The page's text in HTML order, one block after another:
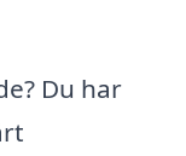
Du har